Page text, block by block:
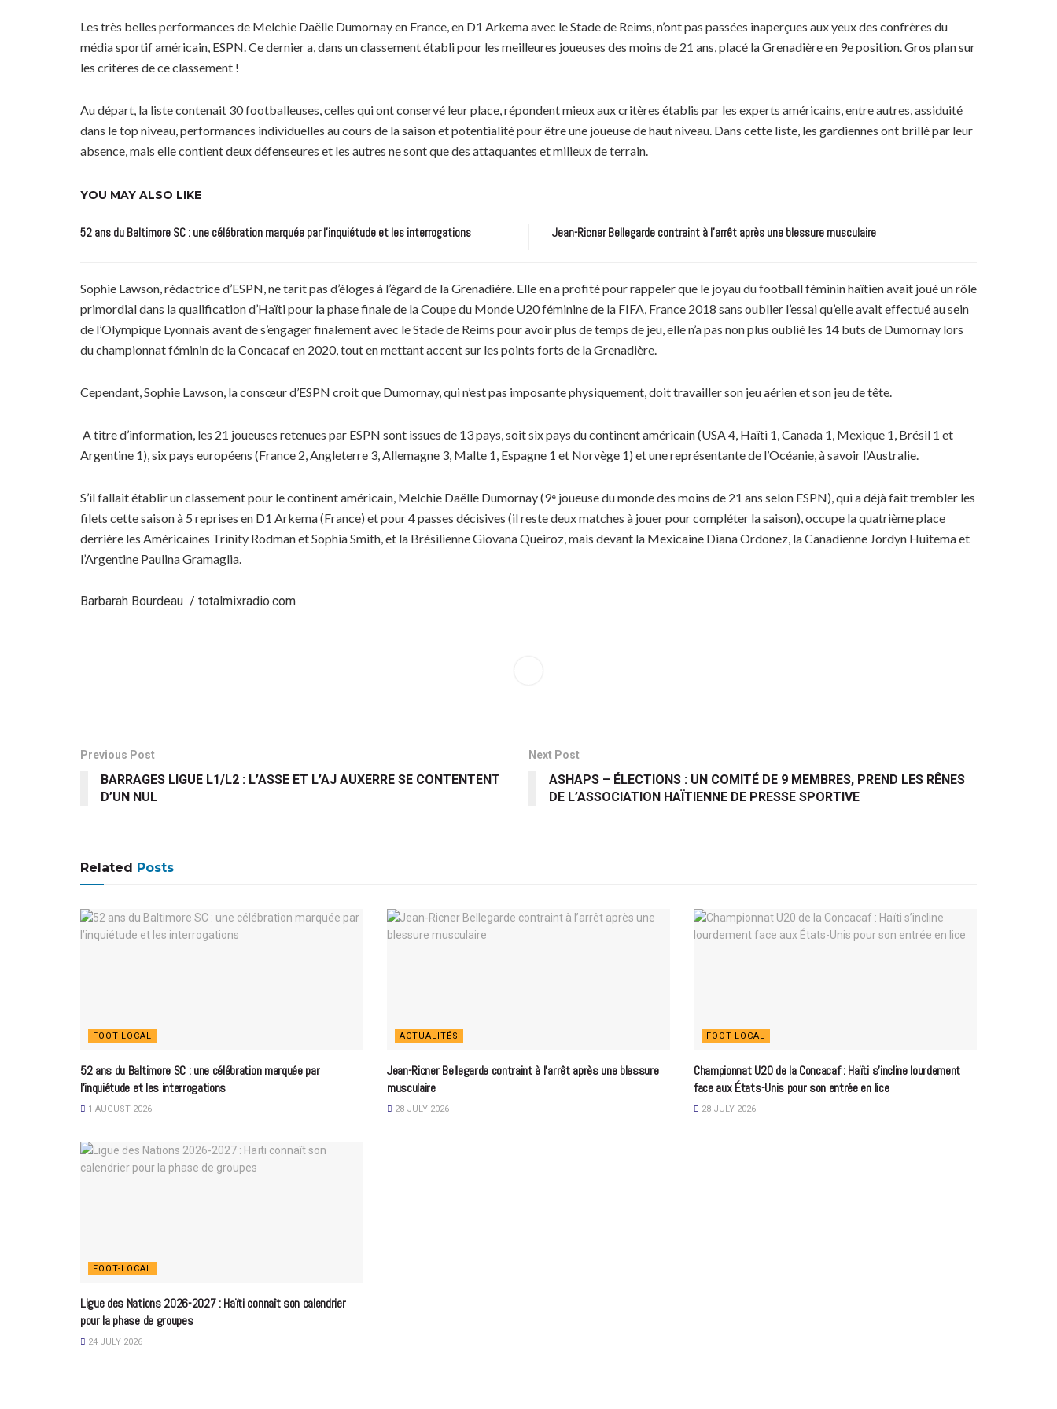
Les très belles performances de Melchie Daëlle Dumornay en France, en D1 Arkema avec le Stade de Reims, n’ont pas passées inaperçues aux yeux des confrères du
média sportif américain, ESPN. Ce dernier a, dans un classement établi pour les meilleures joueuses des moins de 21 ans, placé la Grenadière en 9e position. Gros plan sur
les critères de ce classement !
Au départ, la liste contenait 30 footballeuses, celles qui ont conservé leur place, répondent mieux aux critères établis par les experts américains, entre autres, assiduité
dans le top niveau, performances individuelles au cours de la saison et potentialité pour être une joueuse de haut niveau. Dans cette liste, les gardiennes ont brillé par leur
absence, mais elle contient deux défenseures et les autres ne sont que des attaquantes et milieux de terrain.
YOU MAY ALSO LIKE
52 ans du Baltimore SC : une célébration marquée par l’inquiétude et les interrogations Jean-Ricner Bellegarde contraint à l’arrêt après une blessure musculaire
Sophie Lawson, rédactrice d’ESPN, ne tarit pas d’éloges à l’égard de la Grenadière. Elle en a profité pour rappeler que le joyau du football féminin haïtien avait joué un rôle
primordial dans la qualification d’Haïti pour la phase finale de la Coupe du Monde U20 féminine de la FIFA, France 2018 sans oublier l’essai qu’elle avait effectué au sein
de l’Olympique Lyonnais avant de s’engager finalement avec le Stade de Reims pour avoir plus de temps de jeu, elle n’a pas non plus oublié les 14 buts de Dumornay lors
du championnat féminin de la Concacaf en 2020, tout en mettant accent sur les points forts de la Grenadière.
Cependant, Sophie Lawson, la consœur d’ESPN croit que Dumornay, qui n’est pas imposante physiquement, doit travailler son jeu aérien et son jeu de tête.
A titre d’information, les 21 joueuses retenues par ESPN sont issues de 13 pays, soit six pays du continent américain (USA 4, Haïti 1, Canada 1, Mexique 1, Brésil 1 et
Argentine 1), six pays européens (France 2, Angleterre 3, Allemagne 3, Malte 1, Espagne 1 et Norvège 1) et une représentante de l’Océanie, à savoir l’Australie.
S’il fallait établir un classement pour le continent américain, Melchie Daëlle Dumornay (9e joueuse du monde des moins de 21 ans selon ESPN), qui a déjà fait trembler les
filets cette saison à 5 reprises en D1 Arkema (France) et pour 4 passes décisives (il reste deux matches à jouer pour compléter la saison), occupe la quatrième place
derrière les Américaines Trinity Rodman et Sophia Smith, et la Brésilienne Giovana Queiroz, mais devant la Mexicaine Diana Ordonez, la Canadienne Jordyn Huitema et
l’Argentine Paulina Gramaglia.
Barbarah Bourdeau / totalmixradio.com
Previous Post
BARRAGES LIGUE L1/L2 : L’ASSE ET L’AJ AUXERRE SE CONTENTENT
D’UN NUL
Next Post
ASHAPS – ÉLECTIONS : UN COMITÉ DE 9 MEMBRES, PREND LES RÊNES
DE L’ASSOCIATION HAÏTIENNE DE PRESSE SPORTIVE
Related Posts
FOOT-LOCAL
52 ans du Baltimore SC : une célébration marquée par
l’inquiétude et les interrogations
1 AUGUST 2026
ACTUALITÉS
Jean-Ricner Bellegarde contraint à l’arrêt après une blessure
musculaire
28 JULY 2026
FOOT-LOCAL
Championnat U20 de la Concacaf : Haïti s’incline lourdement
face aux États-Unis pour son entrée en lice
28 JULY 2026
FOOT-LOCAL
Ligue des Nations 2026-2027 : Haïti connaît son calendrier
pour la phase de groupes
24 JULY 2026